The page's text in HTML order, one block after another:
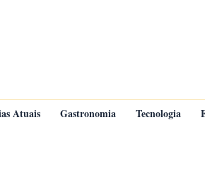
Atuais Gastronomia Tecnologia